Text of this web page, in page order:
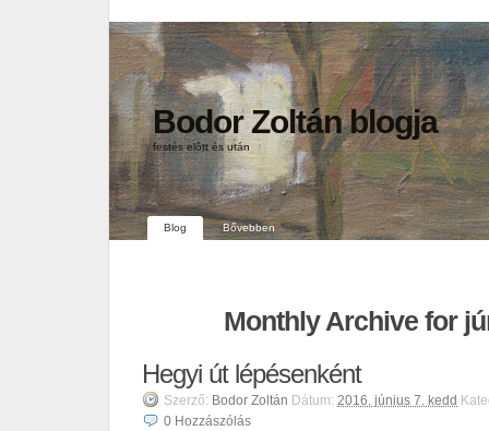
Bodor Zoltán blogja
festés elôtt és után
Blog Bővebben
Monthly Archive for
Hegyi út lépésenként
Szerző: Bodor Zoltán Dátum: 2016. június 7. kedd
0 Hozzászólás